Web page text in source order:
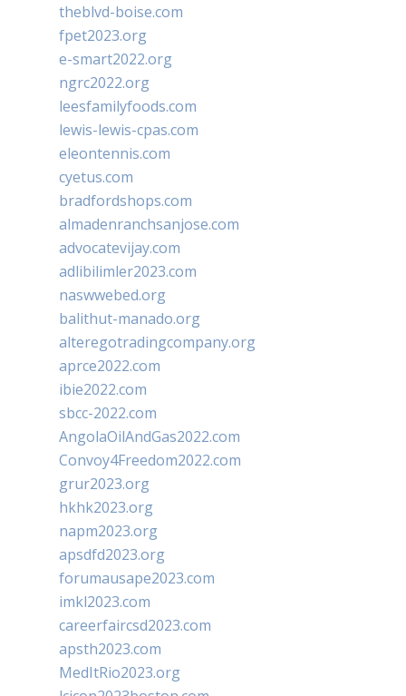
theblvd-boise.com
fpet2023.org
e-smart2022.org
ngrc2022.org
leesfamilyfoods.com
lewis-lewis-cpas.com
eleontennis.com
cyetus.com
bradfordshops.com
almadenranchsanjose.com
advocatevijay.com
adlibilimler2023.com
naswwebed.org
balithut-manado.org
alteregotradingcompany.org
aprce2022.com
ibie2022.com
sbcc-2022.com
AngolaOilAndGas2022.com
Convoy4Freedom2022.com
grur2023.org
hkhk2023.org
napm2023.org
apsdfd2023.org
forumausape2023.com
imkl2023.com
careerfaircsd2023.com
apsth2023.com
MedItRio2023.org